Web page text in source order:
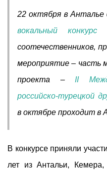
22 октября в Анталье
вокальный конкурс
соотечественников,
мероприятие – часть
проекта – II
российско-турецкой
в октябре проходит в
В конкурсе приняли
лет из Антальи,